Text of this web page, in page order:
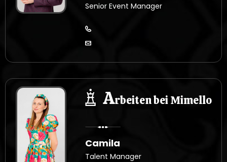
Senior Event Manager
Arbeiten bei Mimello
Camila
Talent Manager